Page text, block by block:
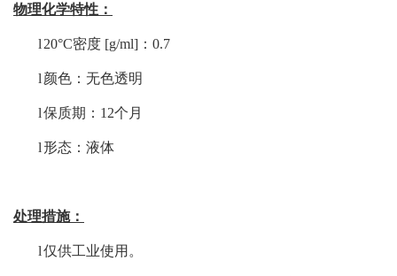
物理化学特性：
l 20°C密度 [g/ml]： 0.7
l 颜色： 无色透明
l保质期： 12个月
l形态：液体
处理措施：
l仅供工业使用。